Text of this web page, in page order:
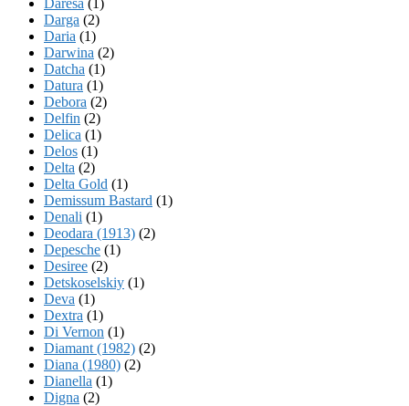
Darga (2)
Daria (1)
Darwina (2)
Datcha (1)
Datura (1)
Debora (2)
Delfin (2)
Delica (1)
Delos (1)
Delta (2)
Delta Gold (1)
Demissum Bastard (1)
Denali (1)
Deodara (1913) (2)
Depesche (1)
Desiree (2)
Detskoselskiy (1)
Deva (1)
Dextra (1)
Di Vernon (1)
Diamant (1982) (2)
Diana (1980) (2)
Dianella (1)
Digna (2)